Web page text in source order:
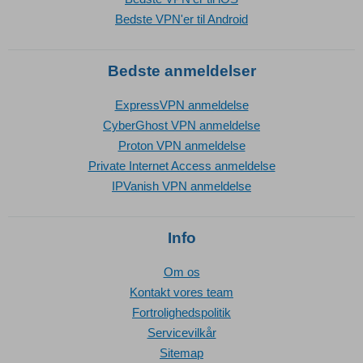
Bedste VPN'er til Android
Bedste anmeldelser
ExpressVPN anmeldelse
CyberGhost VPN anmeldelse
Proton VPN anmeldelse
Private Internet Access anmeldelse
IPVanish VPN anmeldelse
Info
Om os
Kontakt vores team
Fortrolighedspolitik
Servicevilkår
Sitemap